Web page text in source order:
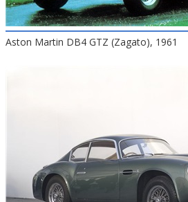
Aston Martin DB4 GTZ (Zagato), 1961